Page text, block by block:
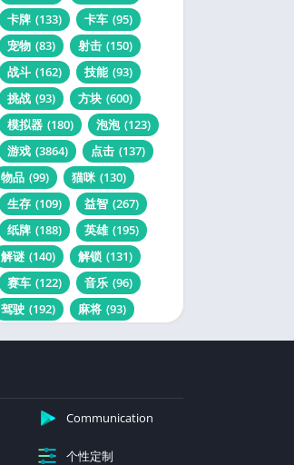
卡牌 (133) 卡车 (95)
宠物 (83) 射击 (150)
战斗 (162) 技能 (93)
挑战 (93) 方块 (600)
模拟器 (180) 泡泡 (123)
游戏 (3864) 点击 (137)
物品 (99) 猫咪 (130)
生存 (109) 益智 (267)
纸牌 (188) 英雄 (195)
解谜 (140) 解锁 (131)
赛车 (122) 音乐 (96)
驾驶 (192) 麻将 (93)
Communication
个性定制